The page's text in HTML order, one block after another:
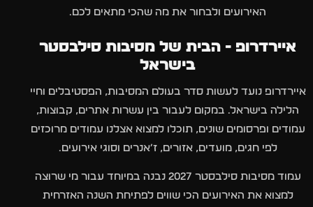
האירועים ולבחור את מה שהכי מתאים לכם.
איירדרופ - הבית של מסיבות סילבסטר
בישראל
איירדרופ נועד לעשות סדר בעולם המסיבות, הפסטיבלים וחיי
הלילה בישראל. במקום לעבור בין עשרות אתרים, קבוצות,
עמודים ופרסומים שונים, תוכלו למצוא אצלנו עמודים מרוכזים
לפי חגים, מועדים, אזורים, ז׳אנרים וסוגי אירועים.
עמוד מסיבות סילבסטר 2027 נבנה במיוחד עבור מי שרוצה
למצוא את האירועים הכי שווים לפתיחת השנה האזרחית